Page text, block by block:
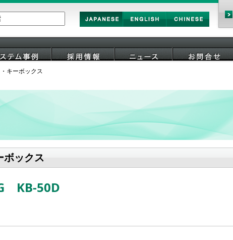
Japan English Chinese
会員
ステム事例
キーボックス
ボックス
KB-50D